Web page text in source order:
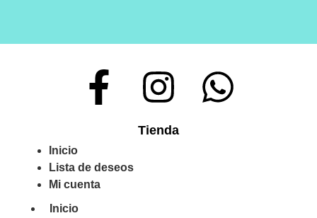
Tienda
Inicio
Lista de deseos
Mi cuenta
Inicio